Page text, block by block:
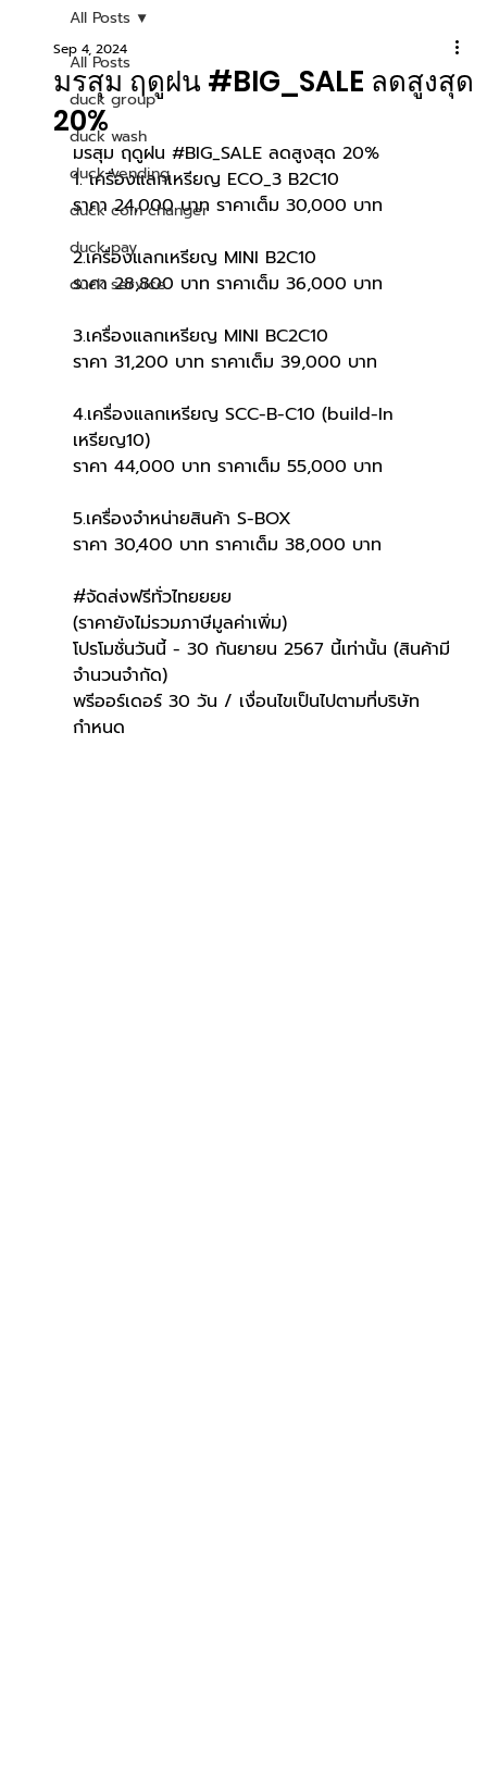
All Posts
duck group
duck wash
duck vending
duck coin changer
duck pay
duck service
All Posts
มรสุม ฤดูฝน #BIG_SALE ลดสูงสุด
20%
Sep 4, 2024
มรสุม ฤดูฝน #BIG_SALE ลดสูงสุด 20%
1. เครื่องแลกเหรียญ ECO_3 B2C10
ราคา 24,000 บาท ราคาเต็ม 30,000 บาท
2.เครื่องแลกเหรียญ MINI B2C10
ราคา 28,800 บาท ราคาเต็ม 36,000 บาท
3.เครื่องแลกเหรียญ MINI BC2C10
ราคา 31,200 บาท ราคาเต็ม 39,000 บาท
4.เครื่องแลกเหรียญ SCC-B-C10 (build-In
เหรียญ10)
ราคา 44,000 บาท ราคาเต็ม 55,000 บาท
5.เครื่องจำหน่ายสินค้า S-BOX
ราคา 30,400 บาท ราคาเต็ม 38,000 บาท
#่จัดส่งฟรีทั่วไทยยยย
(ราคายังไม่รวมภาษีมูลค่าเพิ่ม)
โปรโมชั่นวันนี้ - 30 กันยายน 2567 นี้เท่านั้น (สินค้ามี
จำนวนจำกัด)
พรีออร์เดอร์ 30 วัน / เงื่อนไขเป็นไปตามที่บริษัท
กำหนด